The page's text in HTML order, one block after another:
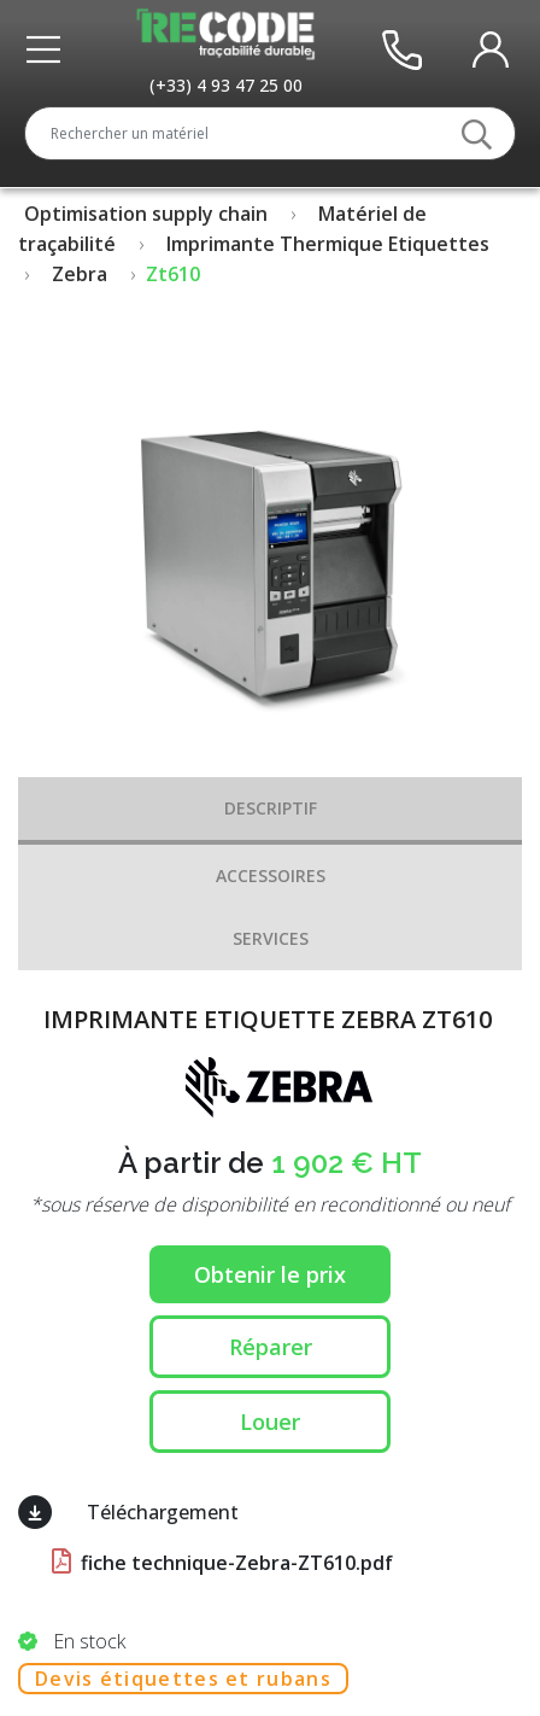
(+33) 4 93 47 25 00
Optimisation supply chain
Matériel de
traçabilité
Imprimante Thermique Etiquettes
Zebra
Zt610
DESCRIPTIF
ACCESSOIRES
SERVICES
IMPRIMANTE ETIQUETTE ZEBRA ZT610
À partir de 1 902 € HT
*sous réserve de disponibilité en reconditionné ou neuf
Obtenir le prix
Réparer
Louer
Téléchargement
fiche technique-Zebra-ZT610.pdf
En stock
Devis étiquettes et rubans